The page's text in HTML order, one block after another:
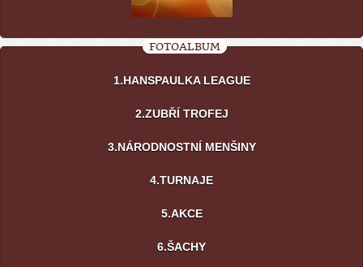
FOTOALBUM
1.HANSPAULKA LEAGUE
2.ZUBŘÍ TROFEJ
3.NÁRODNOSTNÍ MENŠINY
4.TURNAJE
5.AKCE
6.ŠACHY